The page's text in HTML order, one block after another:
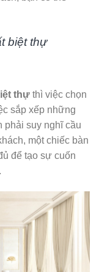
biệt thự
thự thì việc chọn
sắp xếp những
phải suy nghĩ cầu
một chiếc bàn
để tạo sự cuốn